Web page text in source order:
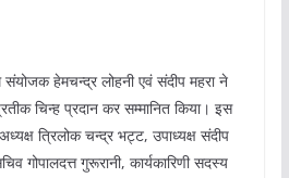
हेमचन्द्र लोहनी एवं संदीप महरा ने
चिन्ह प्रदान कर सम्मानित किया। इस
त्रिलोक चन्द्र भट्ट, उपाध्यक्ष संदीप
गोपालदत्त गुरूरानी, कार्यकारिणी सदस्य